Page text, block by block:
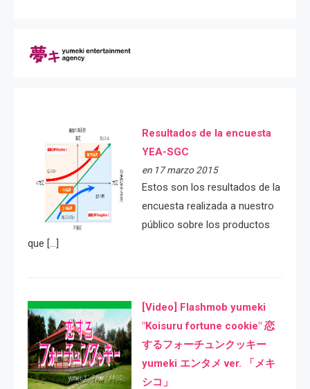
Resultados de la encuesta
YEA-SGC
en 17 marzo 2015
Estos son los resultados de la
encuesta realizada a nuestro
público sobre los productos
que […]
[Video] Flashmob yumeki
"Koisuru fortune cookie" 恋
するフォーチュンクッキー
yumeki エンタメ ver. 「メキ
シコ」